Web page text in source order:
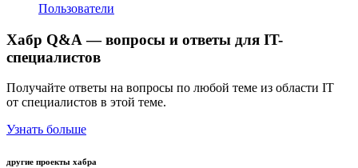
Пользователи
Хабр Q&A — вопросы и ответы для IT-
специалистов
Получайте ответы на вопросы по любой теме из области IT
от специалистов в этой теме.
Узнать больше
другие проекты хабра